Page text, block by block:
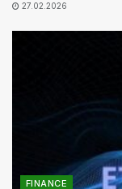
27.02.2026
FINANCE